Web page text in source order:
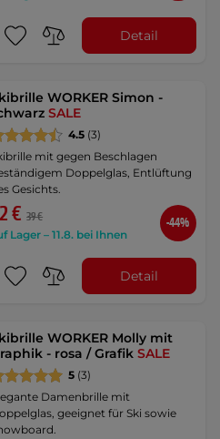
Detail
WORKER Simon -
SALE
4.5 (3)
mit gegen Beschlagen
Doppelglas, Entlüftung
Gesichts.
€ 39 €
Lager – 11.8. bei Ihnen
-44%
Detail
WORKER Molly mit
- rosa / GrafikSALE
5 (3)
Damenbrille mit
geeignet für Ski sowie